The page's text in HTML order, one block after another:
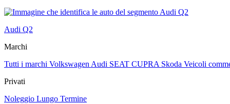
Audi Q2
Marchi
Tutti i marchi VolkswagenAudi SEAT CUPRA Skoda Veicoli
Privati
Noleggio Lungo Termine